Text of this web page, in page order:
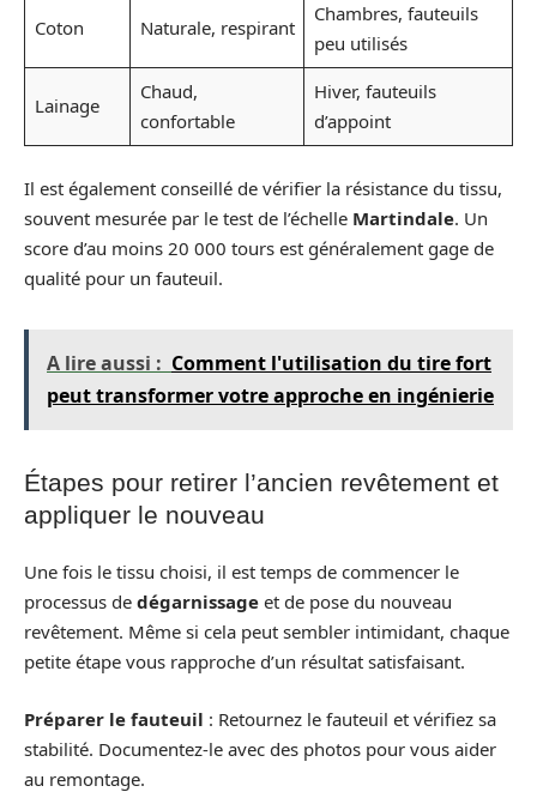
Coton Naturale, respirant
Chambres, fauteuils
peu utilisés
Lainage
Chaud,
confortable
Hiver, fauteuils
d’appoint
Il est également conseillé de vérifier la résistance du tissu,
souvent mesurée par le test de l’échelle Martindale. Un
score d’au moins 20 000 tours est généralement gage de
qualité pour un fauteuil.
A lire aussi : Comment l'utilisation du tire fort
peut transformer votre approche en ingénierie
Étapes pour retirer l’ancien revêtement et
appliquer le nouveau
Une fois le tissu choisi, il est temps de commencer le
processus de dégarnissage et de pose du nouveau
revêtement. Même si cela peut sembler intimidant, chaque
petite étape vous rapproche d’un résultat satisfaisant.
Préparer le fauteuil : Retournez le fauteuil et vérifiez sa
stabilité. Documentez-le avec des photos pour vous aider
au remontage.